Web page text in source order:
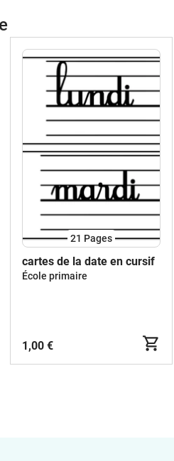
21 Pages
cartes de la date en cursif
École primaire
1,00 €